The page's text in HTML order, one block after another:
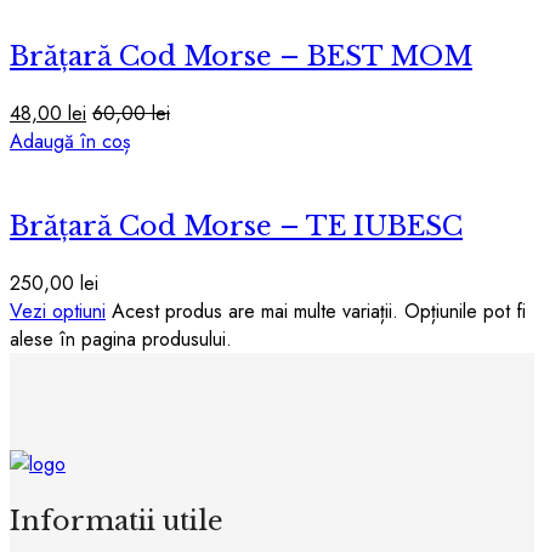
Brățară Cod Morse – BEST MOM
48,00 lei 60,00lei
Adaugă în coș
Brățară Cod Morse – TE IUBESC
250,00 lei
Vezi optiuni Acest produs are mai multe variații. Opțiunile pot fi
alese în pagina produsului.
Informatii utile